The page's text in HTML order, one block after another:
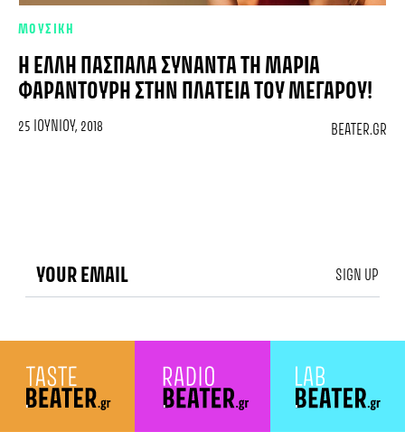
ΜΟΥΣΙΚΗ
H ΈΛΛΗ ΠΑΣΠΑΛΆ ΣΥΝΑΝΤΆ ΤΗ ΜΑΡΊΑ
ΦΑΡΑΝΤΟΎΡΗ ΣΤΗΝ ΠΛΑΤΕΊΑ ΤΟΥ ΜΕΓΆΡΟΥ!
25 ΙΟΥΝΊΟΥ, 2018 BEATER.GR
SIGN UP